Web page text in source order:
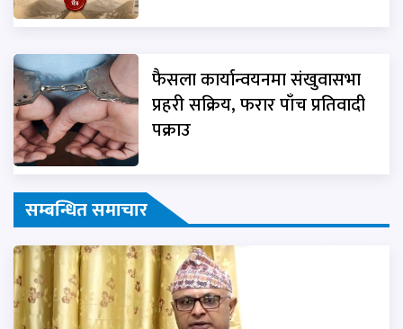
फैसला कार्यान्वयनमा संखुवासभा
प्रहरी सक्रिय, फरार पाँच प्रतिवादी
पक्राउ
सम्बन्धित समाचार